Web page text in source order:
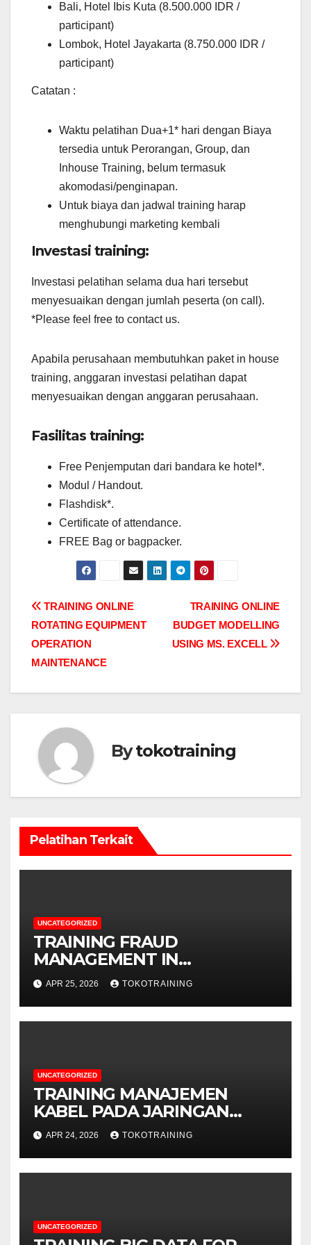
Bali, Hotel Ibis Kuta (8.500.000 IDR /
participant)
Lombok, Hotel Jayakarta (8.750.000 IDR /
participant)
Catatan :
Waktu pelatihan Dua+1* hari dengan Biaya
tersedia untuk Perorangan, Group, dan
Inhouse Training, belum termasuk
akomodasi/penginapan.
Untuk biaya dan jadwal training harap
menghubungi marketing kembali
Investasi training:
Investasi pelatihan selama dua hari tersebut
menyesuaikan dengan jumlah peserta (on call).
*Please feel free to contact us.
Apabila perusahaan membutuhkan paket in house
training, anggaran investasi pelatihan dapat
menyesuaikan dengan anggaran perusahaan.
Fasilitas training:
Free Penjemputan dari bandara ke hotel*.
Modul / Handout.
Flashdisk*.
Certificate of attendance.
FREE Bag or bagpacker.
Post
navigation
TRAINING ONLINE
BUDGET MODELLING
USING MS. EXCELL
TRAINING ONLINE
ROTATING EQUIPMENT
OPERATION
MAINTENANCE
Bytokotraining
Pelatihan Terkait
UNCATEGORIZED
TRAINING FRAUD
MANAGEMENT IN
TELECOMMUNICATION
BUSINESS
APR 25, 2026 TOKOTRAINING
UNCATEGORIZED
TRAINING MANAJEMEN
KABEL PADA JARINGAN
TELEKOMUNIKASI
APR 24, 2026 TOKOTRAINING
UNCATEGORIZED